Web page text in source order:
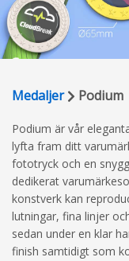
Medaljer Podium
Podium är vår
lyfta fram ditt
fototryck och en
dedikerat
konstverk kan
lutningar, fina linjer
sedan under en klar
finish samtidigt som